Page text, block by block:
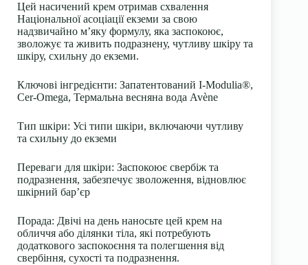
Цей насичений крем отримав схвалення
Національної асоціації екземи за свою
надзвичайно м’яку формулу, яка заспокоює,
зволожує та живить подразнену, чутливу шкіру та
шкіру, схильну до екземи.
Ключові інгредієнти: Запатентований I-Modulia®,
Cer-Omega, Термальна весняна вода Avène
Тип шкіри: Усі типи шкіри, включаючи чутливу
та схильну до екземи
Переваги для шкіри: Заспокоює свербіж та
подразнення, забезпечує зволоження, відновлює
шкірний бар’єр
Порада: Двічі на день наносьте цей крем на
обличчя або ділянки тіла, які потребують
додаткового заспокоєння та полегшення від
свербіння, сухості та подразнення.